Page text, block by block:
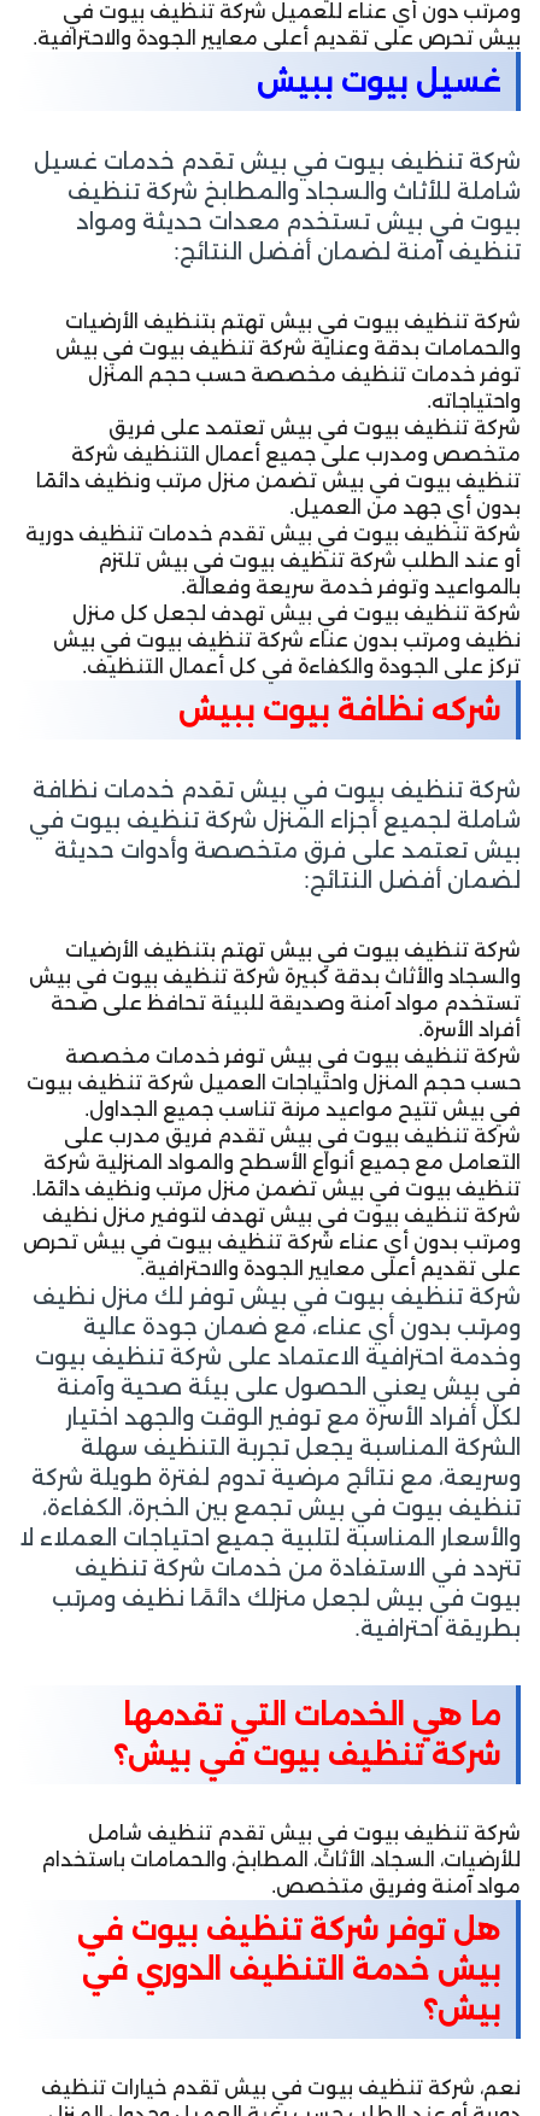
ومرتب دون أي عناء للعميل شركة تنظيف بيوت في
بيش تحرص على تقديم أعلى معايير الجودة والاحترافية.
غسيل بيوت ببيش
شركة تنظيف بيوت في بيش تقدم خدمات غسيل
شاملة للأثاث والسجاد والمطابخ شركة تنظيف
بيوت في بيش تستخدم معدات حديثة ومواد
تنظيف آمنة لضمان أفضل النتائج:
شركة تنظيف بيوت في بيش تهتم بتنظيف الأرضيات
والحمامات بدقة وعناية شركة تنظيف بيوت في بيش
توفر خدمات تنظيف مخصصة حسب حجم المنزل
واحتياجاته.
شركة تنظيف بيوت في بيش تعتمد على فريق
متخصص ومدرب على جميع أعمال التنظيف شركة
تنظيف بيوت في بيش تضمن منزل مرتب ونظيف دائمًا
بدون أي جهد من العميل.
شركة تنظيف بيوت في بيش تقدم خدمات تنظيف دورية
أو عند الطلب شركة تنظيف بيوت في بيش تلتزم
بالمواعيد وتوفر خدمة سريعة وفعالة.
شركة تنظيف بيوت في بيش تهدف لجعل كل منزل
نظيف ومرتب بدون عناء شركة تنظيف بيوت في بيش
تركز على الجودة والكفاءة في كل أعمال التنظيف.
شركه نظافة بيوت ببيش
شركة تنظيف بيوت في بيش تقدم خدمات نظافة
شاملة لجميع أجزاء المنزل شركة تنظيف بيوت في
بيش تعتمد على فرق متخصصة وأدوات حديثة
لضمان أفضل النتائج:
شركة تنظيف بيوت في بيش تهتم بتنظيف الأرضيات
والسجاد والأثاث بدقة كبيرة شركة تنظيف بيوت في بيش
تستخدم مواد آمنة وصديقة للبيئة تحافظ على صحة
أفراد الأسرة.
شركة تنظيف بيوت في بيش توفر خدمات مخصصة
حسب حجم المنزل واحتياجات العميل شركة تنظيف بيوت
في بيش تتيح مواعيد مرنة تناسب جميع الجداول.
شركة تنظيف بيوت في بيش تقدم فريق مدرب على
التعامل مع جميع أنواع الأسطح والمواد المنزلية شركة
تنظيف بيوت في بيش تضمن منزل مرتب ونظيف دائمًا.
شركة تنظيف بيوت في بيش تهدف لتوفير منزل نظيف
ومرتب بدون أي عناء شركة تنظيف بيوت في بيش تحرص
على تقديم أعلى معايير الجودة والاحترافية.
شركة تنظيف بيوت في بيش توفر لك منزل نظيف
ومرتب بدون أي عناء، مع ضمان جودة عالية
وخدمة احترافية الاعتماد على شركة تنظيف بيوت
في بيش يعني الحصول على بيئة صحية وآمنة
لكل أفراد الأسرة مع توفير الوقت والجهد اختيار
الشركة المناسبة يجعل تجربة التنظيف سهلة
وسريعة، مع نتائج مرضية تدوم لفترة طويلة شركة
تنظيف بيوت في بيش تجمع بين الخبرة، الكفاءة،
والأسعار المناسبة لتلبية جميع احتياجات العملاء لا
تتردد في الاستفادة من خدمات شركة تنظيف
بيوت في بيش لجعل منزلك دائمًا نظيف ومرتب
بطريقة احترافية.
ما هي الخدمات التي تقدمها
شركة تنظيف بيوت في بيش؟
شركة تنظيف بيوت في بيش تقدم تنظيف شامل
للأرضيات، السجاد، الأثاث، المطابخ، والحمامات باستخدام
مواد آمنة وفريق متخصص.
هل توفر شركة تنظيف بيوت في
بيش خدمة التنظيف الدوري في
بيش؟
نعم، شركة تنظيف بيوت في بيش تقدم خيارات تنظيف